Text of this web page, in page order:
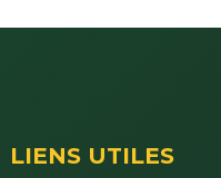
LIENS UTILES